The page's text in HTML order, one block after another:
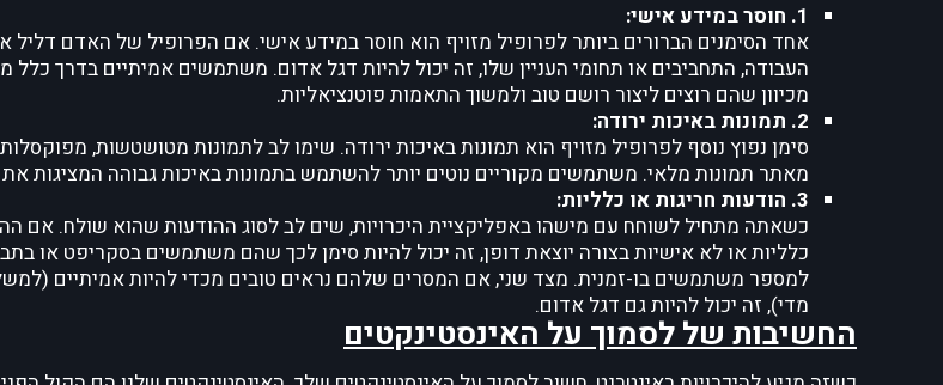
1. חוסר במידע אישי:
אחד הסימנים הברורים ביותר לפרופיל מזויף הוא חוסר במידע אישי. אם הפרופיל של האדם דליל
העבודה, התחביבים או תחומי העניין שלו, זה יכול להיות דגל אדום. משתמשים אמיתיים בדרך כלל
מכיוון שהם רוצים ליצור רושם טוב ולמשוך התאמות פוטנציאליות.
2. תמונות באיכות ירודה:
סימן נפוץ נוסף לפרופיל מזויף הוא תמונות באיכות ירודה. שימו לב לתמונות מטושטשות,
מאתר תמונות מלאי. משתמשים מקוריים נוטים יותר להשתמש בתמונות באיכות גבוהה המציגות את
3. הודעות חריגות או כלליות:
כשאתה מתחיל לשוחח עם מישהו באפליקציית היכרויות, שים לב לסוג ההודעות שהוא שולח. אם
כלליות או לא אישיות בצורה יוצאת דופן, זה יכול להיות סימן לכך שהם משתמשים בסקריפט או
למספר משתמשים בו-זמנית. מצד שני, אם המסרים שלהם נראים טובים מכדי להיות אמיתיים
מדי), זה יכול להיות גם דגל אדום.
החשיבות של לסמוך על האינסטינקטים